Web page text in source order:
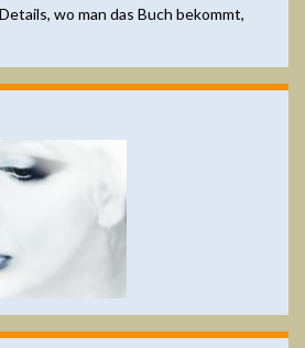
wo man das Buch bekommt,